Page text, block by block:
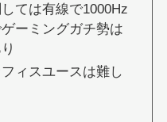
ては有線で1000Hz
ーミングガチ勢は
ィスユースは難し